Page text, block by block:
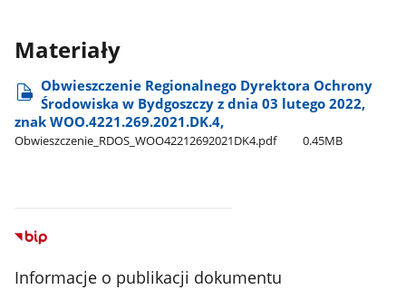
Materiały
Obwieszczenie Regionalnego Dyrektora Ochrony
Środowiska w Bydgoszczy z dnia 03 lutego 2022,
znak WOO.4221.269.2021.DK.4,
Obwieszczenie​_RDOS​_WOO42212692021DK4.pdf 0.45MB
Informacje o publikacji dokumentu